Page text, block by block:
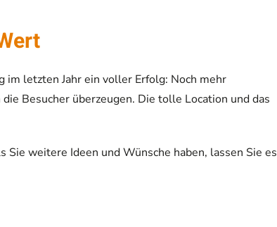
im letzten Jahr ein voller Erfolg: Noch mehr
Besucher überzeugen. Die tolle Location und das
weitere Ideen und Wünsche haben, lassen Sie es